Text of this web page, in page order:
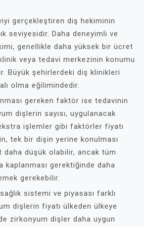
gerçekleştiren diş hekiminin
seviyesidir. Daha deneyimli ve
genellikle daha yüksek bir ücret
veya tedavi merkezinin konumu
Büyük şehirlerdeki diş klinikleri
olma eğilimindedir.
gereken faktör ise tedavinin
dişlerin sayısı, uygulanacak
işlemler gibi faktörler fiyatı
tek bir dişin yerine konulması
daha düşük olabilir, ancak tüm
kaplanması gerektiğinde daha
gerekebilir.
sistemi ve piyasası farklı
dişlerin fiyatı ülkeden ülkeye
zirkonyum dişler daha uygun